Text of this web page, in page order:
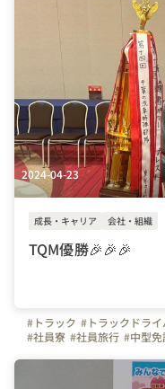
2024-04-23
成長・キャリア 会社・組織
TQM優勝🎉🎉🎉
#トラック #トラックドライ
#社員寮 #社員旅行 #中型免